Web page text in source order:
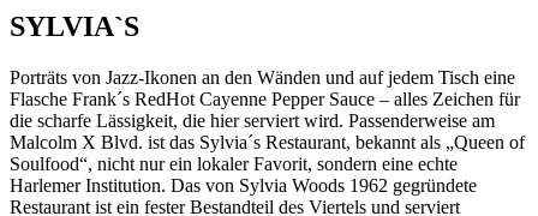
SYLVIA`S
Porträts von Jazz-Ikonen an den Wänden und auf jedem Tisch eine
Flasche Frank´s RedHot Cayenne Pepper Sauce – alles Zeichen für
die scharfe Lässigkeit, die hier serviert wird. Passenderweise am
Malcolm X Blvd. ist das Sylvia´s Restaurant, bekannt als „Queen of
Soulfood“, nicht nur ein lokaler Favorit, sondern eine echte
Harlemer Institution. Das von Sylvia Woods 1962 gegründete
Restaurant ist ein fester Bestandteil des Viertels und serviert